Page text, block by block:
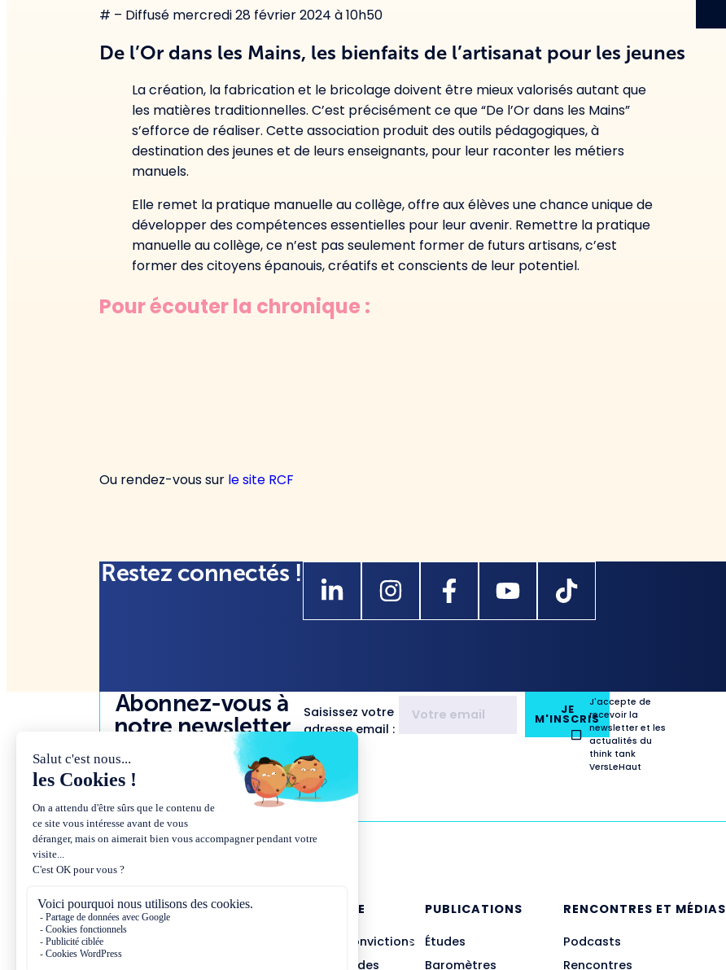
# – Diffusé mercredi 28 février 2024 à 10h50
De l’Or dans les Mains, les bienfaits de l’artisanat pour les jeunes
La création, la fabrication et le bricolage doivent être mieux valorisés autant que
les matières traditionnelles. C’est précisément ce que “De l’Or dans les Mains”
s’efforce de réaliser. Cette association produit des outils pédagogiques, à
destination des jeunes et de leurs enseignants, pour leur raconter les métiers
manuels.
Elle remet la pratique manuelle au collège, offre aux élèves une chance unique de
développer des compétences essentielles pour leur avenir. Remettre la pratique
manuelle au collège, ce n’est pas seulement former de futurs artisans, c’est
former des citoyens épanouis, créatifs et conscients de leur potentiel.
Pour écouter la chronique :
Ou rendez-vous sur le site RCF
Restez connectés !
Abonnez-vous à
notre newsletter
Saisissez votre
adresse email :
JE
M'INSCRIS
J'accepte de
recevoir la
newsletter et les
actualités du
think tank
VersLeHaut
NOUS CONNAÎTRE
Présentation et convictions
Missions et méthodes
PUBLICATIONS
Études
Baromètres
RENCONTRES ET MÉDIAS
Podcasts
Rencontres